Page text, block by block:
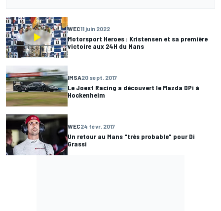
WEC11 juin 2022
Motorsport Heroes : Kristensen et sa première
victoire aux 24H du Mans
IMSA20 sept. 2017
Le Joest Racing a découvert le Mazda DPi à
Hockenheim
WEC24 févr. 2017
Un retour au Mans "très probable" pour Di
Grassi